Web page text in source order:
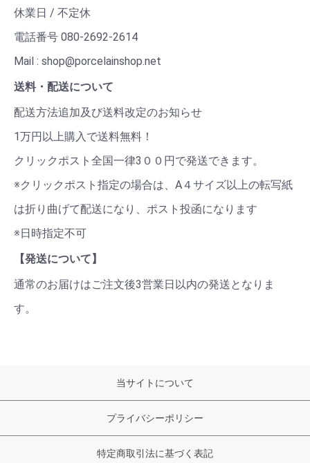
休業日 / 不定休
電話番号 080-2692-2614
Mail : shop@porcelainshop.net
送料・配送について
配送方法追加及び送料改定のお知らせ
1万円以上購入で送料無料！
クリックポスト全国一律3００円で発送できます。
※クリックポスト指定の場合は、A４サイズ以上の転写紙
は折り曲げて配送になり、ポスト投函になります
※日時指定不可
【発送について】
通常のお届けはご注文後3営業日以内の発送となりま
す。
当サイトについて
プライバシーポリシー
特定商取引法に基づく表記